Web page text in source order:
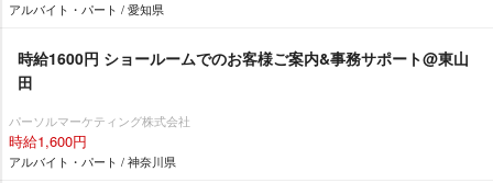
アルバイト・パート / 愛知県
時給1600円 ショールームでのお客様ご案内&事務サポート@東山
田
パーソルマーケティング株式会社
時給1,600円
アルバイト・パート / 神奈川県